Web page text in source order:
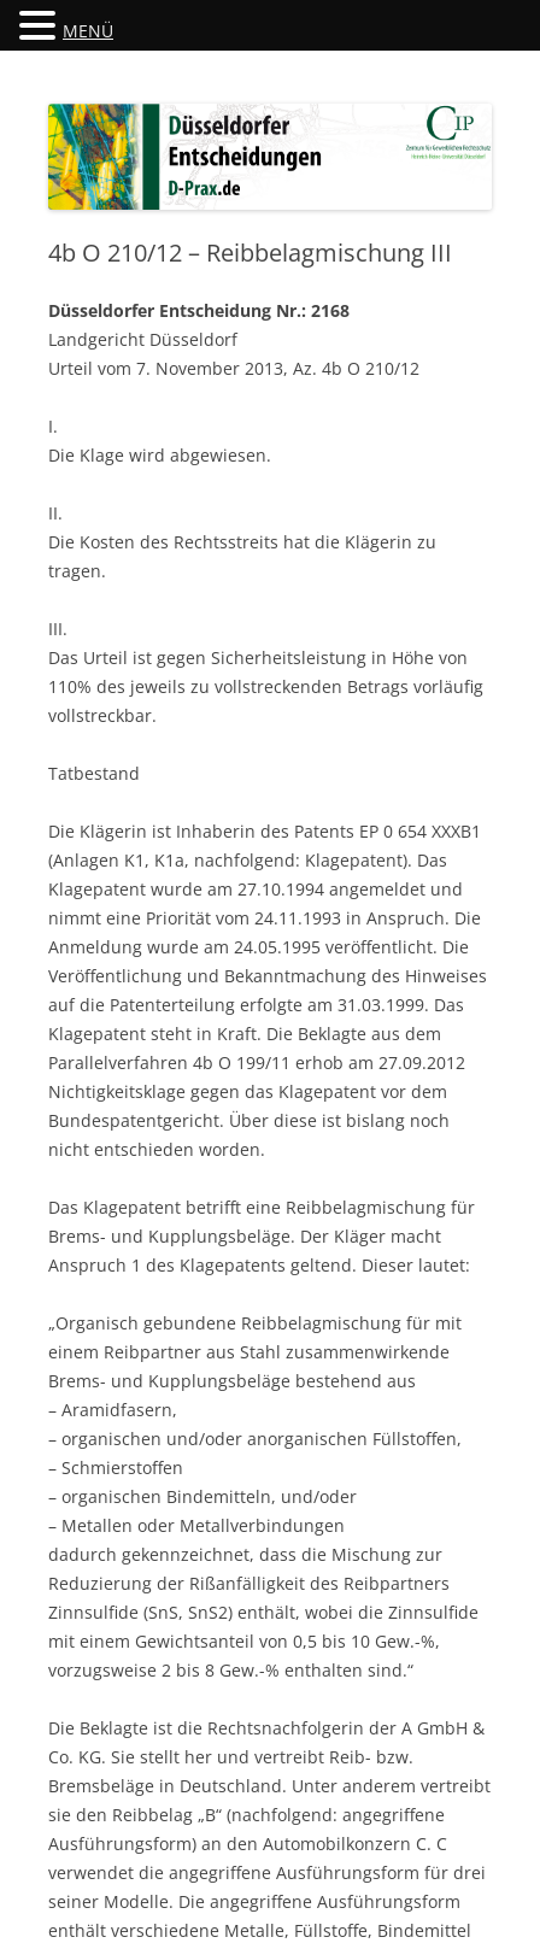
Düsseldorfer Entscheidungen
4b O 210/12 – Reibbelagmischung III
Düsseldorfer Entscheidung Nr.: 2168
Landgericht Düsseldorf
Urteil vom 7. November 2013, Az. 4b O 210/12
I.
Die Klage wird abgewiesen.
II.
Die Kosten des Rechtsstreits hat die Klägerin zu
tragen.
III.
Das Urteil ist gegen Sicherheitsleistung in Höhe von
110% des jeweils zu vollstreckenden Betrags vorläufig
vollstreckbar.
Tatbestand
Die Klägerin ist Inhaberin des Patents EP 0 654 XXXB1
(Anlagen K1, K1a, nachfolgend: Klagepatent). Das
Klagepatent wurde am 27.10.1994 angemeldet und
nimmt eine Priorität vom 24.11.1993 in Anspruch. Die
Anmeldung wurde am 24.05.1995 veröffentlicht. Die
Veröffentlichung und Bekanntmachung des Hinweises
auf die Patenterteilung erfolgte am 31.03.1999. Das
Klagepatent steht in Kraft. Die Beklagte aus dem
Parallelverfahren 4b O 199/11 erhob am 27.09.2012
Nichtigkeitsklage gegen das Klagepatent vor dem
Bundespatentgericht. Über diese ist bislang noch
nicht entschieden worden.
Das Klagepatent betrifft eine Reibbelagmischung für
Brems- und Kupplungsbeläge. Der Kläger macht
Anspruch 1 des Klagepatents geltend. Dieser lautet:
„Organisch gebundene Reibbelagmischung für mit
einem Reibpartner aus Stahl zusammenwirkende
Brems- und Kupplungsbeläge bestehend aus
– Aramidfasern,
– organischen und/oder anorganischen Füllstoffen,
– Schmierstoffen
– organischen Bindemitteln, und/oder
– Metallen oder Metallverbindungen
dadurch gekennzeichnet, dass die Mischung zur
Reduzierung der Rißanfälligkeit des Reibpartners
Zinnsulfide (SnS, SnS2) enthält, wobei die Zinnsulfide
mit einem Gewichtsanteil von 0,5 bis 10 Gew.-%,
vorzugsweise 2 bis 8 Gew.-% enthalten sind.“
Die Beklagte ist die Rechtsnachfolgerin der A GmbH &
Co. KG. Sie stellt her und vertreibt Reib- bzw.
Bremsbeläge in Deutschland. Unter anderem vertreibt
sie den Reibbelag „B“ (nachfolgend: angegriffene
Ausführungsform) an den Automobilkonzern C. C
verwendet die angegriffene Ausführungsform für drei
seiner Modelle. Die angegriffene Ausführungsform
enthält verschiedene Metalle, Füllstoffe, Bindemittel
MENÜ